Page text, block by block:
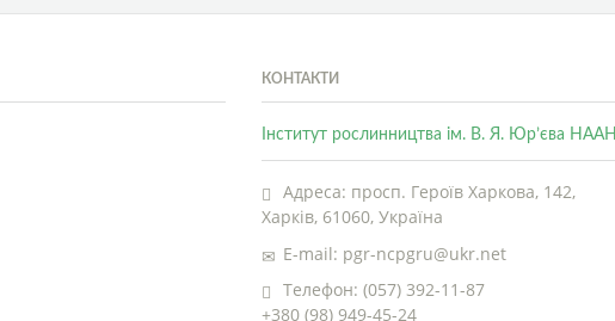
КОНТАКТИ
Інститут рослинництва ім. В. Я. Юр’єва НААН
Адреса: просп. Героїв Харкова, 142,
Харків, 61060, Україна
E-mail: pgr-ncpgru@ukr.net
Телефон: (057) 392-11-87
+380 (98) 949-45-24